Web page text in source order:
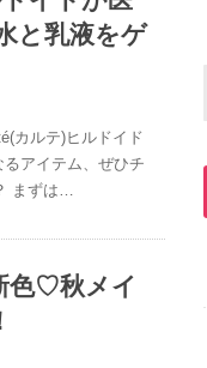
と乳液をゲ
カルテ)ヒルドイド
るアイテム、ぜひチ
まずは…
色♡秋メイ